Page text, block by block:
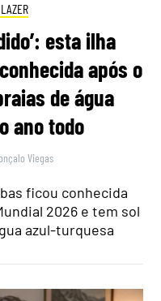
esta ilha
após o
de água
ano todo
Viegas
ficou conhecida
2026 e tem sol
azul-turquesa